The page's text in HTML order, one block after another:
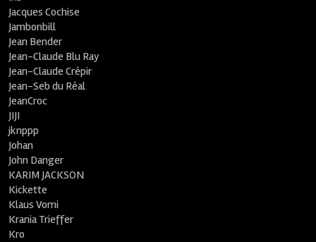
Jacques Cochise
Jambonbill
Jean Bender
Jean-Claude Blu Ray
Jean-Claude Crépir
Jean-Seb du Réal
JeanCroc
JIJI
jknppp
Johan
John Danger
KARIM JACKSON
Kickette
Klaus Vomi
Krania Trieffer
Kro